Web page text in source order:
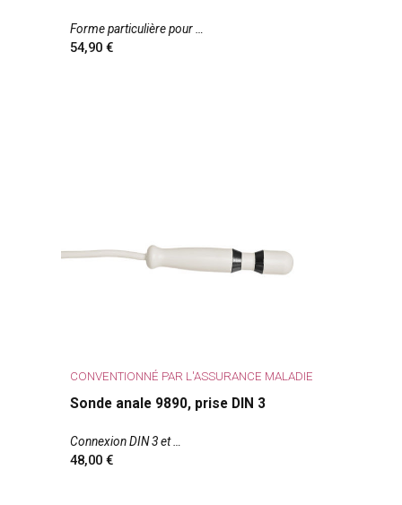
Forme particulière pour
54,90
CONVENTIONNÉ PAR L'ASSURANCE MALADIE
Sonde anale 9890, prise DIN 3
Connexion DIN 3 et
48,00